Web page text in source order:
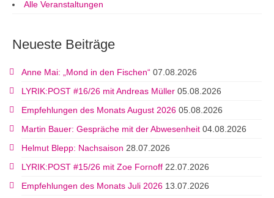
Alle Veranstaltungen
Neueste Beiträge
Anne Mai: „Mond in den Fischen“ 07.08.2026
LYRIK:POST #16/26 mit Andreas Müller 05.08.2026
Empfehlungen des Monats August 2026 05.08.2026
Martin Bauer: Gespräche mit der Abwesenheit 04.08.2026
Helmut Blepp: Nachsaison 28.07.2026
LYRIK:POST #15/26 mit Zoe Fornoff 22.07.2026
Empfehlungen des Monats Juli 2026 13.07.2026